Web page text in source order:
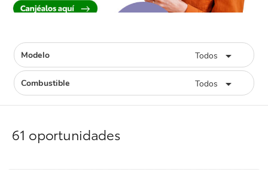
Modelo Todos 
Combustible Todos 
INICIO
61 oportunidades